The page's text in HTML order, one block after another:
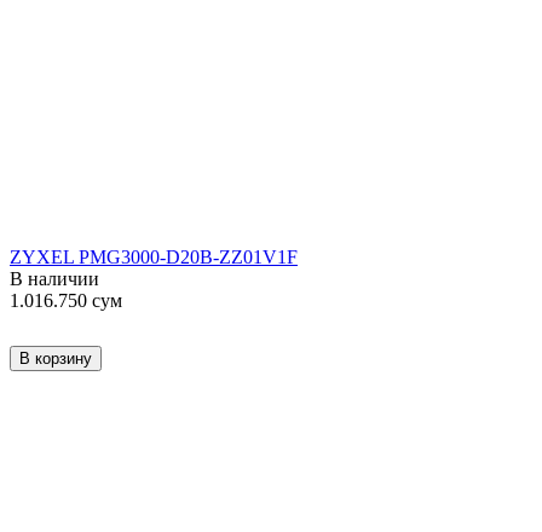
ZYXEL PMG3000-D20B-ZZ01V1F
В наличии
1.016.750 сум
В корзину